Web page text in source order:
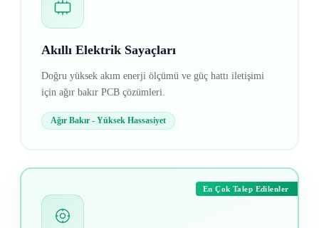
Akıllı Elektrik Sayaçları
Doğru yüksek akım enerji ölçümü ve güç hattı iletişimi
için ağır bakır PCB çözümleri.
Ağır Bakır - Yüksek Hassasiyet
En Çok Talep Edilenler